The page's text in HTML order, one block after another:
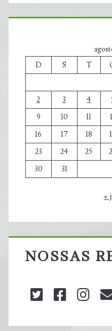
D
S T
2
3 4
9
10 11
16
17 18
23
24 25
30
31
«
NOSSAS
twitter